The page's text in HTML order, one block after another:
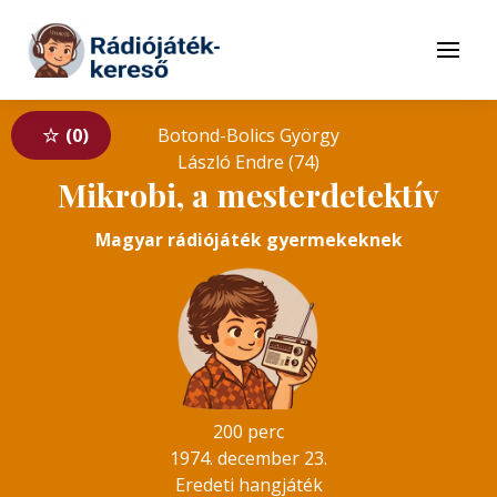
Tovább a tartalomhoz
Menü
0
Botond-Bolics György
László Endre (74)
Mikrobi, a mesterdetektív
Magyar rádiójáték gyermekeknek
200 perc
1974. december 23.
Eredeti hangjáték